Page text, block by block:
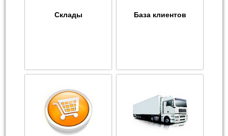
Склады База клиентов